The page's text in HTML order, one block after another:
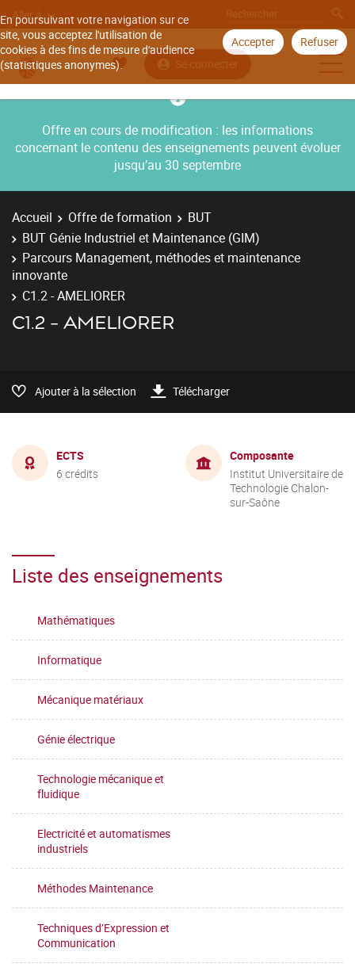
En poursuivant votre navigation sur ce
site, vous acceptez l'utilisation de
cookies à des fins de mesure d'audience
(statistiques anonymes).
Accepter Refuser
Aller à
Se connecter
Offre en cours de modification : les informations
concernant le contenu des enseignements peuvent évoluer
jusqu’au 30 septembre
Accueil Offre de formation
BUT
BUT Génie Industriel et Maintenance (GIM)
Parcours Management, méthodes et maintenance
innovante
C1.2 - AMELIORER
C1.2 - AMELIORER
Ajouter à la sélection Télécharger
ECTS
6 crédits
Composante
Institut Universitaire de
Technologie Chalon-
sur-Saône
Liste des enseignements
Mathématiques
Informatique
Mécanique matériaux
Génie électrique
Technologie mécanique et
fluidique
Electricité et automatismes
industriels
Méthodes Maintenance
Techniques d’Expression et
Communication